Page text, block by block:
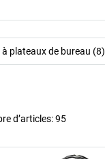
plateaux de bureau (8)
d’articles:95